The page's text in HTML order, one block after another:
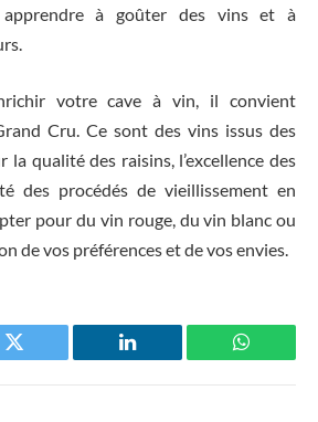
apprendre à goûter des vins et à
votre cave à vin, il convient
Cru. Ce sont des vins issus des
qualité des raisins, l’excellence des
des procédés de vieillissement en
pour du vin rouge, du vin blanc ou
de vos préférences et de vos envies.
Twitter LinkedIn